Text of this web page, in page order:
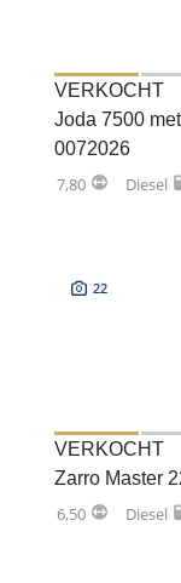
VERKOCHT
Joda 7500
0072026
7,80 Diesel
22
VERKOCHT
Zarro Master
6,50 Diesel